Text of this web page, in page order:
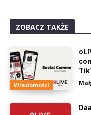
ZOBACZ TAKŻE
Wiadomości